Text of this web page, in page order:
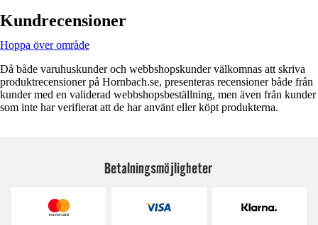
Kundrecensioner
Hoppa över område
Då både varuhuskunder och webbshopskunder välkomnas att skriva
produktrecensioner på Hornbach.se, presenteras recensioner både från
kunder med en validerad webbshopsbeställning, men även från kunder
som inte har verifierat att de har använt eller köpt produkterna.
Betalningsmöjligheter